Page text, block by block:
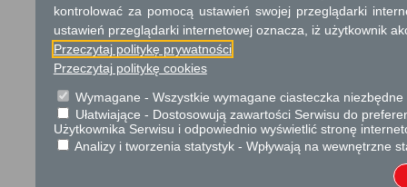
Opłata
Wniosek jest wolny od opłat.
Brak
Skargi i wnioski
Przedmiotem skargi może być
naruszenie praworządności lub
kontrolować za pomocą ustawień swojej przeglądarki
ustawień przeglądarki internetowej oznacza, iż użytkownik
Przeczytaj politykę prywatności
Przeczytaj politykę cookies
Wymagane - Wszystkie wymagane ciasteczka
Ułatwiające - Dostosowują zawartości Serwisu do
Użytkownika Serwisu i odpowiednio wyświetlić stronę
Analizy i tworzenia statystyk - Wpływają na wewnętrzne